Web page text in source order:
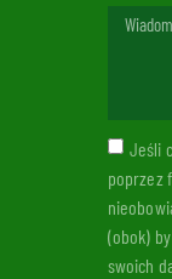
Jeśli
poprzez
(obok)
swoich